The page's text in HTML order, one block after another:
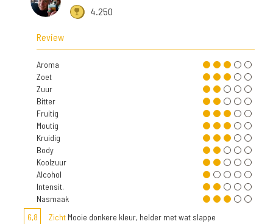
4.250
Review
Aroma
Zoet
Zuur
Bitter
Fruitig
Moutig
Kruidig
Body
Koolzuur
Alcohol
Intensit.
Nasmaak
6,8
Zicht Mooie donkere kleur, helder met wat slappe